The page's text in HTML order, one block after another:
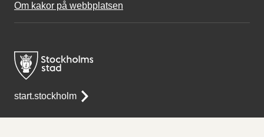
Om kakor på webbplatsen
start.stockholm